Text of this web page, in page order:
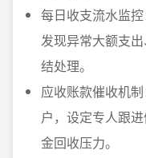
每日收支流水监
发现异常大额支
结处理。
应收账款催收机
户，设定专人跟
金回收压力。